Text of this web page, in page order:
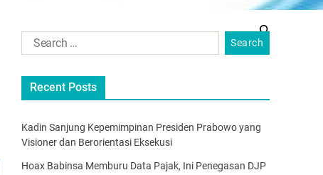
Recent Posts
Kadin Sanjung Kepemimpinan Presiden Prabowo yang
Visioner dan Berorientasi Eksekusi
Hoax Babinsa Memburu Data Pajak, Ini Penegasan DJP